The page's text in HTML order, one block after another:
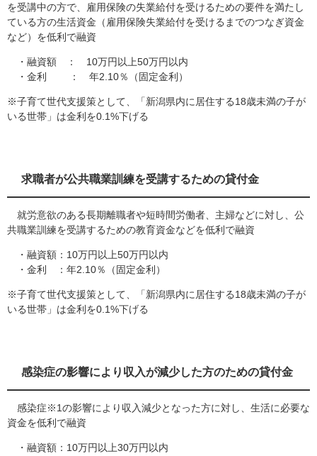
を受講中の方で、雇用保険の失業給付を受けるための要件を満たし
ている方の生活資金（雇用保険失業給付を受けるまでのつなぎ資金
など）を低利で融資
・融資額 ： 10万円以上50万円以内
・金利 ： 年2.10％（固定金利）
※子育て世代支援策として、「新潟県内に居住する18歳未満の子が
いる世帯」は金利を0.1%下げる
求職者が公共職業訓練を受講するための貸付金
就労意欲のある長期離職者や短時間労働者、主婦などに対し、公
共職業訓練を受講するための教育資金などを低利で融資
・融資額：10万円以上50万円以内
・金利 ：年2.10％（固定金利）
※子育て世代支援策として、「新潟県内に居住する18歳未満の子が
いる世帯」は金利を0.1%下げる
感染症の影響により収入が減少した方のための貸付金
感染症※1の影響により収入減少となった方に対し、生活に必要な
資金を低利で融資
・融資額：10万円以上30万円以内